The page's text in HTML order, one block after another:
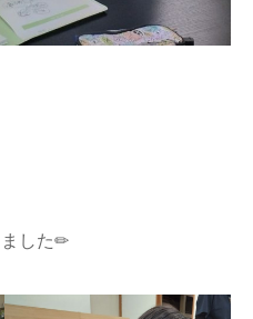
ました✏